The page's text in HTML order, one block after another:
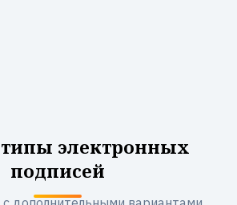
электронных
подписей